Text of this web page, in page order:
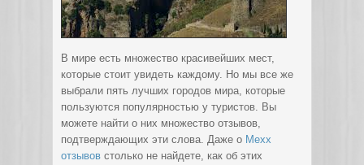
В мире есть множество красивейших мест,
которые стоит увидеть каждому. Но мы все же
выбрали пять лучших городов мира, которые
пользуются популярностью у туристов. Вы
можете найти о них множество отзывов,
подтверждающих эти слова. Даже о Mexx
отзывов столько не найдете, как об этих